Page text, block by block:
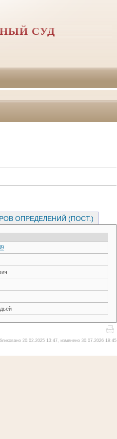
СУД
ОПРЕДЕЛЕНИЙ (ПОСТ.)
20.02.2025 13:47, изменено 30.07.2026 19:45